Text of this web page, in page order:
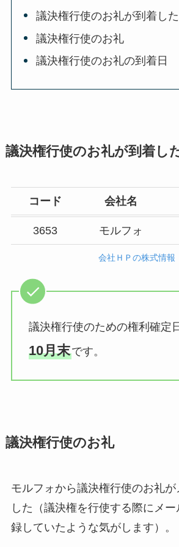
議決権行使のお礼が到着し
議決権行使のお礼
議決権行使のお礼の到着日
議決権行使のお礼が到着し
コード 会社名
3653 モルフォ
会社ＨＰの株式情報
議決権行使のための権利確定
10月末です。
議決権行使のお礼
モルフォから議決権行使のお礼が
した（議決権を行使する際にメ
録していたような気がします）。